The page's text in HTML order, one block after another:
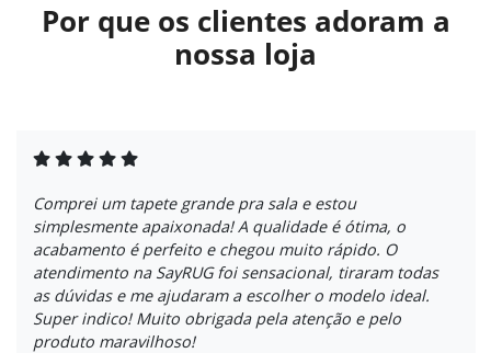
Por que os clientes adoram a
nossa loja
Comprei um tapete grande pra sala e estou
simplesmente apaixonada! A qualidade é ótima, o
acabamento é perfeito e chegou muito rápido. O
atendimento na SayRUG foi sensacional, tiraram todas
as dúvidas e me ajudaram a escolher o modelo ideal.
Super indico! Muito obrigada pela atenção e pelo
produto maravilhoso!